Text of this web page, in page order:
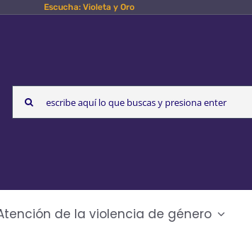
Escucha: Violeta y Oro
Search
for:
de la violencia de género